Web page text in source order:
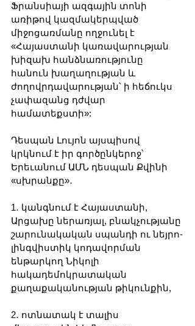
Ֆրանսիայի ազգային տոնի
առիթով կազմակերպված
միջոցառմանը ողջունել է
«Հայաստանի կառավարության
խիզախ հանձնառությունը
հանուն խաղաղության և
ժողովրդավարության՝ ի հեճուկս
չափազանց դժվար
համատեքստի»:
Դեսպան Լույոն այսպիսով
կրկնում է իր գործընկերոջ՝
Երեւանում ԱՄՆ դեսպան Քվինի
«սխրանքը»․
1․ կանգնում է Հայաստանի,
Արցախը ներառյալ, բնակչությանը
շարունակական սպանդի ու նեյրո-
լինգվիստիկ կոդավորման
ենթարկող Նիկոլի
հակադեմոկրատական
քաղաքականության թիկունքին,
2․ ոտնատակ է տալիս